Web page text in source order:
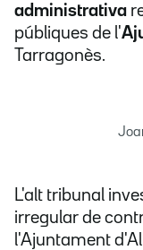
administrativa
públiques de l'
Tarragonès.
L'alt tribunal
irregular de
l'Ajuntament